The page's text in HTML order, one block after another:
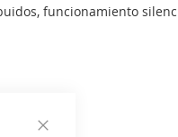
funcionamiento